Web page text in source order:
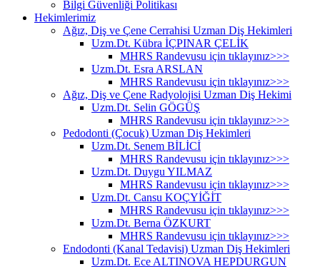
Bilgi Güvenliği Politikası
Hekimlerimiz
Ağız, Diş ve Çene Cerrahisi Uzman Diş Hekimleri
Uzm.Dt. Kübra İÇPINAR ÇELİK
MHRS Randevusu için tıklayınız>>>
Uzm.Dt. Esra ARSLAN
MHRS Randevusu için tıklayınız>>>
Ağız, Diş ve Çene Radyolojisi Uzman Diş Hekimi
Uzm.Dt. Selin GÖGÜŞ
MHRS Randevusu için tıklayınız>>>
Pedodonti (Çocuk) Uzman Diş Hekimleri
Uzm.Dt. Senem BİLİCİ
MHRS Randevusu için tıklayınız>>>
Uzm.Dt. Duygu YILMAZ
MHRS Randevusu için tıklayınız>>>
Uzm.Dt. Cansu KOÇYİĞİT
MHRS Randevusu için tıklayınız>>>
Uzm.Dt. Berna ÖZKURT
MHRS Randevusu için tıklayınız>>>
Endodonti (Kanal Tedavisi) Uzman Diş Hekimleri
Uzm.Dt. Ece ALTINOVA HEPDURGUN